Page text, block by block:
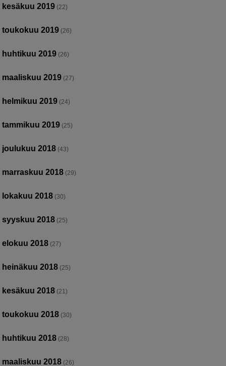
kesäkuu 2019 (22)
toukokuu 2019 (26)
huhtikuu 2019 (26)
maaliskuu 2019 (27)
helmikuu 2019 (24)
tammikuu 2019 (25)
joulukuu 2018 (43)
marraskuu 2018 (29)
lokakuu 2018 (30)
syyskuu 2018 (25)
elokuu 2018 (27)
heinäkuu 2018 (25)
kesäkuu 2018 (21)
toukokuu 2018 (30)
huhtikuu 2018 (28)
maaliskuu 2018 (26)